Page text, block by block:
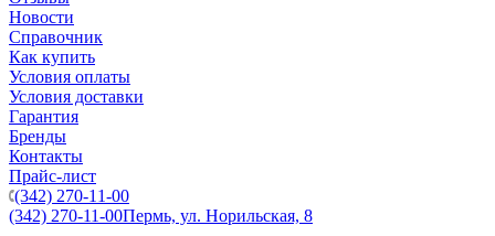
Новости
Справочник
Как купить
Условия оплаты
Условия доставки
Гарантия
Бренды
Контакты
Прайс-лист
(342) 270-11-00
(342) 270-11-00Пермь, ул. Норильская, 8